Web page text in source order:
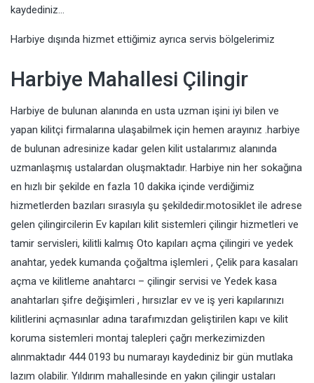
kaydediniz…
Harbiye dışında hizmet ettiğimiz ayrıca servis bölgelerimiz
Harbiye Mahallesi Çilingir
Harbiye de bulunan alanında en usta uzman işini iyi bilen ve
yapan kilitçi firmalarına ulaşabilmek için hemen arayınız .harbiye
de bulunan adresinize kadar gelen kilit ustalarımız alanında
uzmanlaşmış ustalardan oluşmaktadır. Harbiye nin her sokağına
en hızlı bir şekilde en fazla 10 dakika içinde verdiğimiz
hizmetlerden bazıları sırasıyla şu şekildedir.motosiklet ile adrese
gelen çilingircilerin Ev kapıları kilit sistemleri çilingir hizmetleri ve
tamir servisleri, kilitli kalmış Oto kapıları açma çilingiri ve yedek
anahtar, yedek kumanda çoğaltma işlemleri , Çelik para kasaları
açma ve kilitleme anahtarcı – çilingir servisi ve Yedek kasa
anahtarları şifre değişimleri , hırsızlar ev ve iş yeri kapılarınızı
kilitlerini açmasınlar adına tarafımızdan geliştirilen kapı ve kilit
koruma sistemleri montaj talepleri çağrı merkezimizden
alınmaktadır 444 0193 bu numarayı kaydediniz bir gün mutlaka
lazım olabilir. Yıldırım mahallesinde en yakın çilingir ustaları